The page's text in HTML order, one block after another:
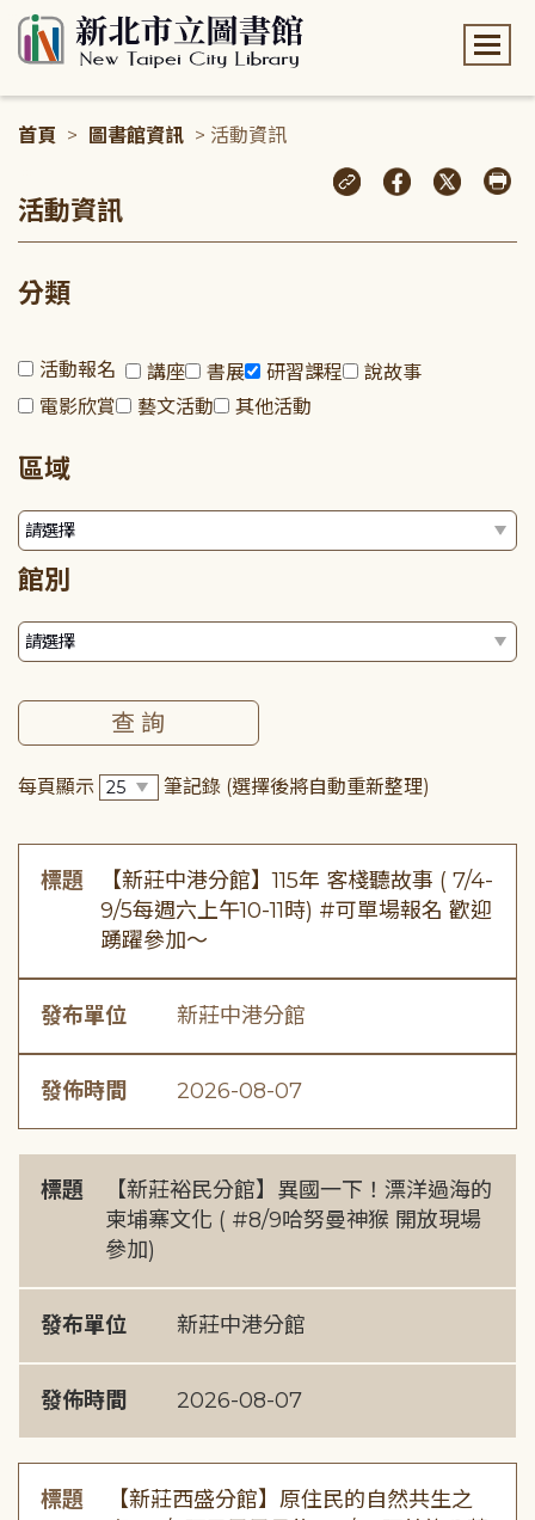
首頁 > 圖書館資訊 > 活動資訊
活動資訊
分類
活動報名 講座 書展 研習課程
說故事
電影欣賞
藝文活動 其他活動
區域
館別
每頁顯示 筆記錄 (選擇後將自動重新整理)
標題
【新莊中港分館】115年 客棧聽故事 ( 7/4-
9/5每週六上午10-11時) #可單場報名 歡迎
踴躍參加～
發布單位 新莊中港分館
發佈時間 2026-08-07
標題
【新莊裕民分館】異國一下！漂洋過海的
柬埔寨文化 ( #8/9哈努曼神猴 開放現場
參加)
發布單位 新莊中港分館
發佈時間 2026-08-07
標題
【新莊西盛分館】原住民的自然共生之